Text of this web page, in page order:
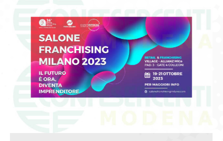
GIOVEDÌ GASTRONOMICI
COMUNICATI E NEWS
CONTATTI